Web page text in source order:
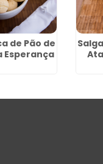
de Pão de
Esperança